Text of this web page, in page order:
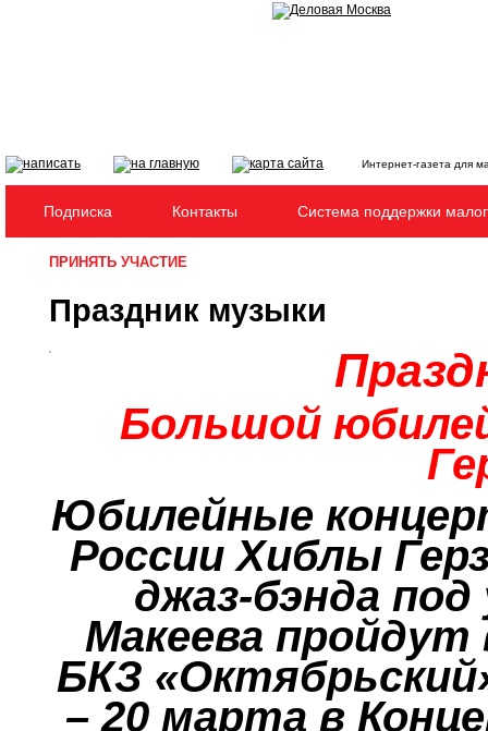
Интернет-газета для
Подписка Контакты Система поддержки
ПРИНЯТЬ УЧАСТИЕ
Праздник музыки
Большой
Юбилейные
России Хиблы
джаз-бэнда
Макеева
БКЗ
– 20 марта в